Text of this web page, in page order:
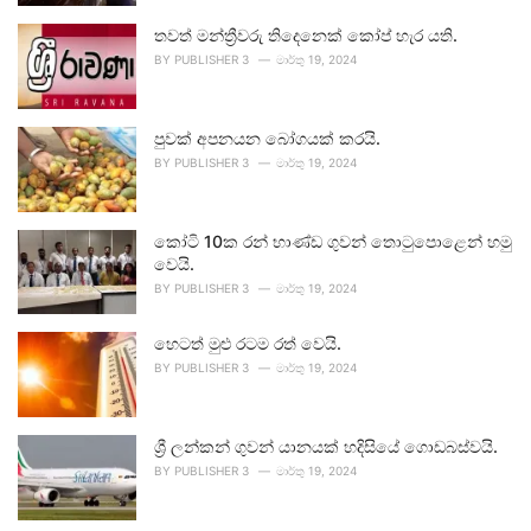
තවත් මන්ත්‍රීවරු තිදෙනෙක් කෝප් හැර යති.
BY PUBLISHER 3 මාර්තු 19, 2024
පුවක් අපනයන බෝගයක් කරයි.
BY PUBLISHER 3 මාර්තු 19, 2024
කෝටි 10ක රන් භාණ්ඩ ගුවන් තොටුපොළෙන් හමු
වෙයි.
BY PUBLISHER 3 මාර්තු 19, 2024
හෙටත් මුළු රටම රත් වෙයි.
BY PUBLISHER 3 මාර්තු 19, 2024
ශ්‍රී ලන්කන් ගුවන් යානයක් හදිසියේ ගොඩබස්වයි.
BY PUBLISHER 3 මාර්තු 19, 2024